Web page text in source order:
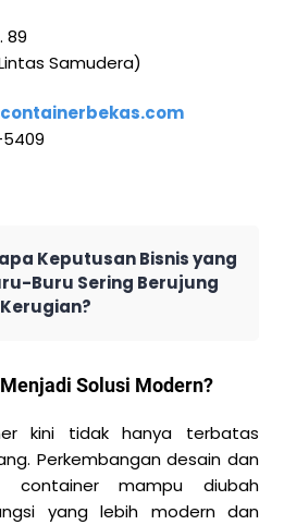
89
Samudera)
Keputusan Bisnis yang
Buru Sering Berujung
Solusi Modern?
kini tidak hanya terbatas
Perkembangan desain dan
container mampu diubah
yang lebih modern dan